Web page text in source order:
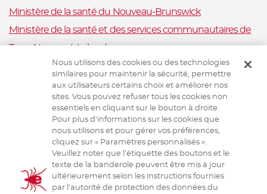
Ministère de la santé du Nouveau-Brunswick
Ministère de la santé et des services communautaires de
Terre-Neuve-et-Labrador
Nova Scotia Department of Health and Wellness
Ministère de la Santé et Mieux-être, Ile-du-Prince-Édouard
Santé publique Ontario
Saskatchewan Ministry of Health
Système canadien de surveillance de la santé animale
Santé animale Canada
Nous utilisons des cookies ou des technologies
similaires pour maintenir la sécurité, permettre
aux utilisateurs certains choix et améliorer nos
sites. Vous pouvez refuser tous les cookies non
essentiels en cliquant sur le bouton à droite.
Pour plus d’informations sur les cookies que
nous utilisons et pour gérer vos préférences,
cliquez sur « Paramètres personnalisés ».
Veuillez noter que l’étiquette des boutons et le
texte de la banderole peuvent être mis à jour
ultérieurement selon les instructions fournies
par l’autorité de protection des données du